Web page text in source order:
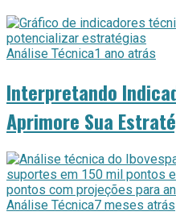
Análise Técnica1 ano atrás
Interpretando
Aprimore Sua
Análise Técnica7 meses atrás